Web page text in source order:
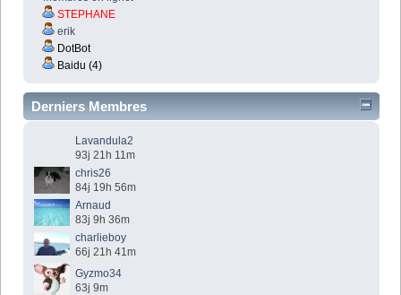
STEPHANE
erik
DotBot
Baidu (4)
Derniers Membres
Lavandula2
93j 21h 11m
chris26
84j 19h 56m
Arnaud
83j 9h 36m
charlieboy
66j 21h 41m
Gyzmo34
63j 9m